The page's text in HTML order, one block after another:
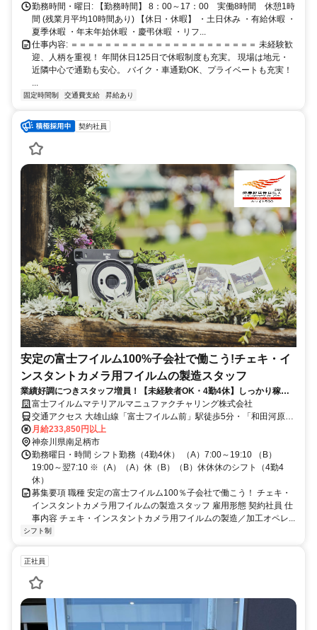
勤務時間・曜日: 【勤務時間】 8：00～17：00 実働8時間 休憩1時
間 (残業月平均10時間あり) 【休日・休暇】 ・土日休み ・有給休暇 ・
夏季休暇 ・年末年始休暇 ・慶弔休暇 ・リフ...
仕事内容: ＝＝＝＝＝＝＝＝＝＝＝＝＝＝＝＝＝＝＝＝＝＝ 未経験歓
迎、人柄を重視！ 年間休日125日で休暇制度も充実。 現場は地元・
近隣中心で通勤も安心。 バイク・車通勤OK、プライベートも充実！
...
固定時間制 交通費支給 昇給あり
契約社員
安定の富士フイルム100%子会社で働こう!チェキ・イ
ンスタントカメラ用フイルムの製造スタッフ
業績好調につきスタッフ増員！【未経験者OK・4勤4休】しっかり稼い
で長く働ける職場です！
富士フイルムマテリアルマニュファクチャリング株式会社
交通アクセス 大雄山線「富士フイルム前」駅徒歩5分・「和田河原」
駅徒歩10分 ★小田急小田原線「新松田」駅から路線バスあり ※近隣
（小田原/秦野/伊勢原/茅ケ崎/平塚）から通勤している方が多数活躍し
ています◎
月給233,850円以上
神奈川県南足柄市
勤務曜日・時間 シフト勤務（4勤4休） （A）7:00～19:10 （B）
19:00～翌7:10 ※（A）（A）休（B）（B）休休休のシフト（4勤4
休）
募集要項 職種 安定の富士フイルム100％子会社で働こう！ チェキ・
インスタントカメラ用フイルムの製造スタッフ 雇用形態 契約社員 仕
事内容 チェキ・インスタントカメラ用フイルムの製造／加工オペレ...
シフト制
正社員